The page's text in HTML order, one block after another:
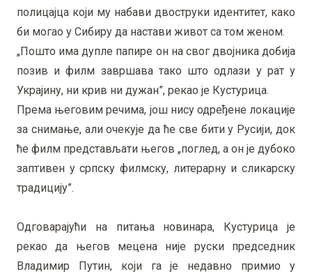
полицајца који му набави двоструки идентитет, како
би могао у Сибиру да настави живот са том женом.
„Пошто има дупле папире он на свог двојника добија
позив и филм завршава тако што одлази у рат у
Украјину, ни крив ни дужан”, рекао је Кустурица.
Према његовим речима, још нису одређене локације
за снимање, али очекује да ће све бити у Русији, док
ће филм представљати његов „поглед, а он је дубоко
заптивен у српску филмску, литерарну и сликарску
традицију”.
Одговарајући на питања новинара, Кустурица је
рекао да његов мецена није руски председник
Владимир Путин, који га је недавно примио у